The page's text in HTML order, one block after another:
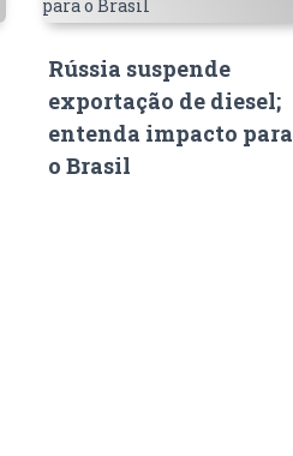
Rússia suspende
exportação de diesel;
entenda impacto para
o Brasil